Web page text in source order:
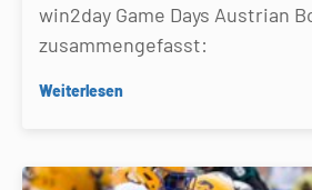
win2day Game Days Austrian
zusammengefasst:
Weiterlesen